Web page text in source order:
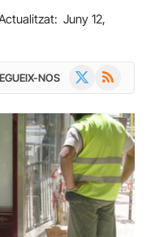
Juny 12,
NOS RSS